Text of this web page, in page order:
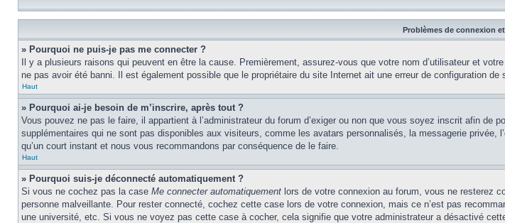
Problèmes de connexion
» Pourquoi ne puis-je pas me connecter ?
Il y a plusieurs raisons qui peuvent en être la cause. Premièrement, assurez-vous que votre nom d’utilisateur et
ne pas avoir été banni. Il est également possible que le propriétaire du site Internet ait une erreur de configuration de
Haut
» Pourquoi ai-je besoin de m’inscrire, après tout ?
Vous pouvez ne pas le faire, il appartient à l’administrateur du forum d’exiger ou non que vous soyez inscrit afin
supplémentaires qui ne sont pas disponibles aux visiteurs, comme les avatars personnalisés, la messagerie privée,
qu’un court instant et nous vous recommandons par conséquence de le faire.
Haut
» Pourquoi suis-je déconnecté automatiquement ?
Si vous ne cochez pas la case Me connecter automatiquement lors de votre connexion au forum, vous ne resterez
personne malveillante. Pour rester connecté, cochez cette case lors de votre connexion, mais ce n’est pas
une université, etc. Si vous ne voyez pas cette case à cocher, cela signifie que votre administrateur a désactivé